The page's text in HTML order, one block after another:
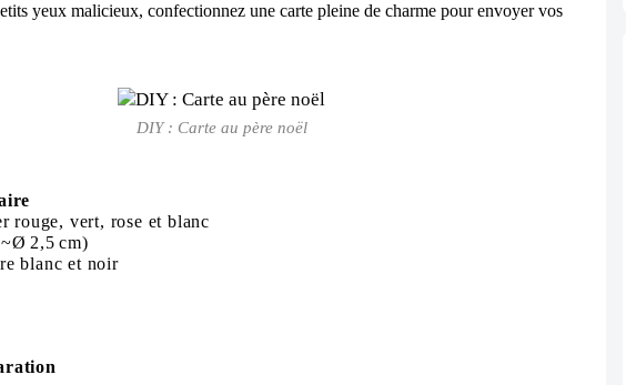
ts yeux malicieux, confectionnez une carte pleine de charme pour envoyer vos
DIY : Carte au père noël
rouge, vert, rose et blanc
2,5 cm)
blanc et noir